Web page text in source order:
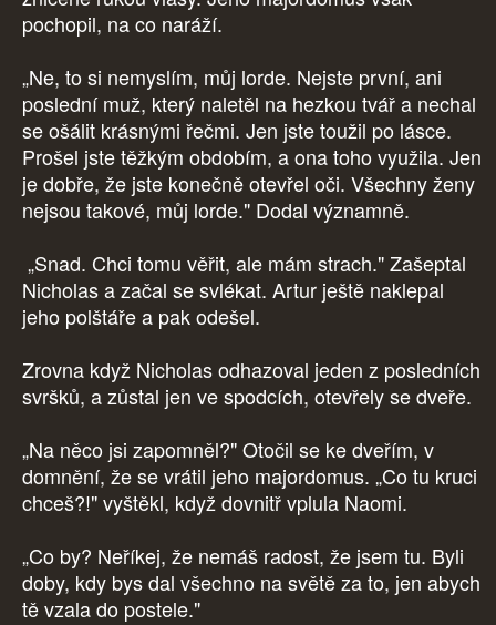
pochopil, na co naráží.
„Ne, to si nemyslím, můj lorde. Nejste první, ani
poslední muž, který naletěl na hezkou tvář a nechal
se ošálit krásnými řečmi. Jen jste toužil po lásce.
Prošel jste těžkým obdobím, a ona toho využila. Jen
je dobře, že jste konečně otevřel oči. Všechny ženy
nejsou takové, můj lorde." Dodal významně.
„Snad. Chci tomu věřit, ale mám strach." Zašeptal
Nicholas a začal se svlékat. Artur ještě naklepal
jeho polštáře a pak odešel.
Zrovna když Nicholas odhazoval jeden z posledních
svršků, a zůstal jen ve spodcích, otevřely se dveře.
„Na něco jsi zapomněl?" Otočil se ke dveřím, v
domnění, že se vrátil jeho majordomus. „Co tu kruci
chceš?!" vyštěkl, když dovnitř vplula Naomi.
„Co by? Neříkej, že nemáš radost, že jsem tu. Byli
doby, kdy bys dal všechno na světě za to, jen abych
tě vzala do postele."